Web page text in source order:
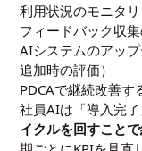
利用状況のモニタ
フィードバック収
AIシステムのアッ
追加時の評価）
PDCAで継続改善す
社員AIは「導入完
イクルを回すこと